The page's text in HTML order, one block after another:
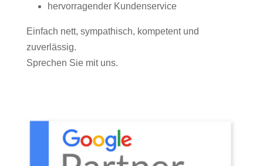
hervorragender Kundenservice
Einfach nett, sympathisch, kompetent und
zuverlässig.
Sprechen Sie mit uns.